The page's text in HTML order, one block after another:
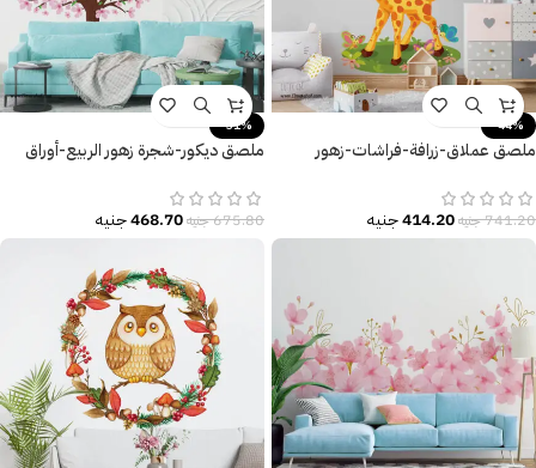
-44%
ملصق عملاق-زرافة-فراشات-زهور
741.20جنيه414.20جنيه
-31%
ملصق ديكور-شجرة زهور الربيع-أوراق
675.80جنيه468.70جنيه